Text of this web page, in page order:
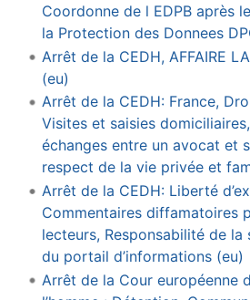
Coordonne de l EDPB après
la Protection des Donnees
Arrêt de la CEDH, AFFAIRE
(eu)
Arrêt de la CEDH: France,
Visites et saisies
échanges entre un avocat et
respect de la vie privée et
Arrêt de la CEDH: Liberté
Commentaires diffamatoires
lecteurs, Responsabilité de
du portail d’informations (eu)
Arrêt de la Cour européenne